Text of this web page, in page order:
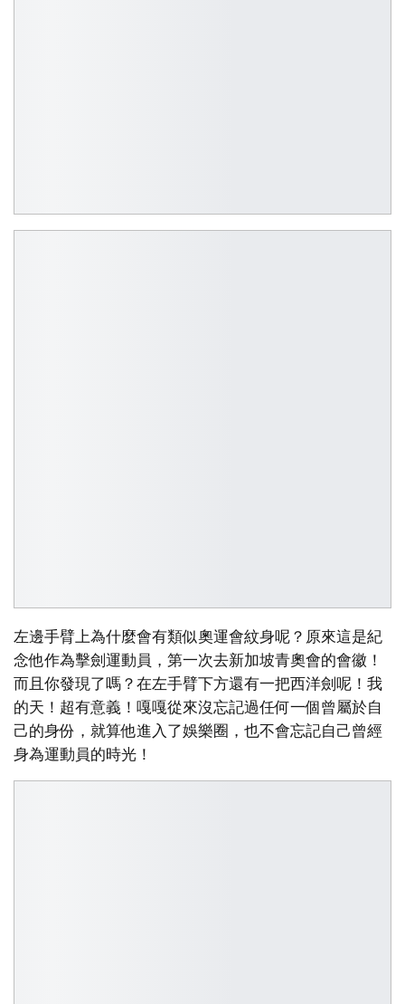
左邊手臂上為什麼會有類似奧運會紋身呢？原來這是紀
念他作為擊劍運動員，第一次去新加坡青奧會的會徽！
而且你發現了嗎？在左手臂下方還有一把西洋劍呢！我
的天！超有意義！嘎嘎從來沒忘記過任何一個曾屬於自
己的身份，就算他進入了娛樂圈，也不會忘記自己曾經
身為運動員的時光！